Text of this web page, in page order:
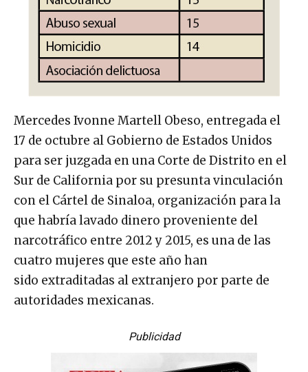
Mercedes Ivonne Martell Obeso, entregada el
17 de octubre al Gobierno de Estados Unidos
para ser juzgada en una Corte de Distrito en el
Sur de California por su presunta vinculación
con el Cártel de Sinaloa, organización para la
que habría lavado dinero proveniente del
narcotráfico entre 2012 y 2015, es una de las
cuatro mujeres que este año han
sido extraditadas al extranjero por parte de
autoridades mexicanas.
Publicidad